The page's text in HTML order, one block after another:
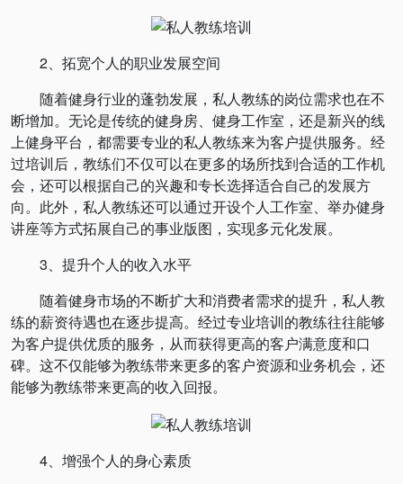
2、拓宽个人的职业发展空间
随着健身行业的蓬勃发展，私人教练的岗位需求也在不
断增加。无论是传统的健身房、健身工作室，还是新兴的线
上健身平台，都需要专业的私人教练来为客户提供服务。经
过培训后，教练们不仅可以在更多的场所找到合适的工作机
会，还可以根据自己的兴趣和专长选择适合自己的发展方
向。此外，私人教练还可以通过开设个人工作室、举办健身
讲座等方式拓展自己的事业版图，实现多元化发展。
3、提升个人的收入水平
随着健身市场的不断扩大和消费者需求的提升，私人教
练的薪资待遇也在逐步提高。经过专业培训的教练往往能够
为客户提供优质的服务，从而获得更高的客户满意度和口
碑。这不仅能够为教练带来更多的客户资源和业务机会，还
能够为教练带来更高的收入回报。
4、增强个人的身心素质